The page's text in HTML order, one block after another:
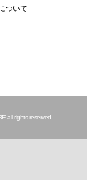
ついて
all rights reserved.